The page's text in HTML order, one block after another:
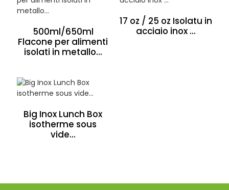
500ml/650ml
Flacone per alimenti
isolati in metallo...
17 oz / 25 oz Isolatu in
acciaio inox ...
Big Inox Lunch Box
isotherme sous
vide...